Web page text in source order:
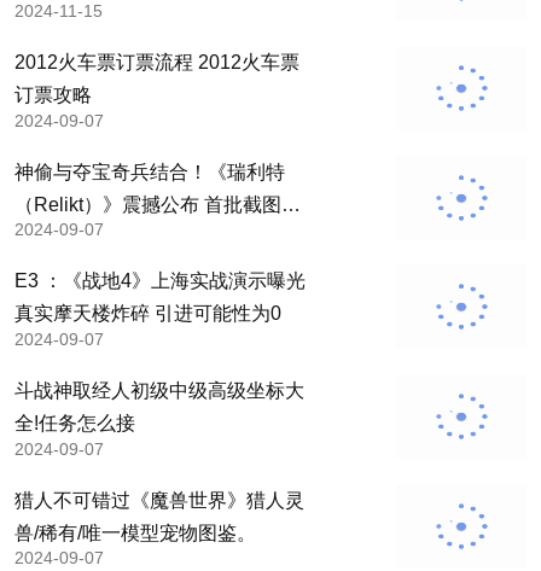
演?
2024-11-15
2012火车票订票流程 2012火车票
订票攻略
2024-09-07
神偷与夺宝奇兵结合！《瑞利特
（Relikt）》震撼公布 首批截图欣
赏
2024-09-07
E3 ：《战地4》上海实战演示曝光
真实摩天楼炸碎 引进可能性为0
2024-09-07
斗战神取经人初级中级高级坐标大
全!任务怎么接
2024-09-07
猎人不可错过《魔兽世界》猎人灵
兽/稀有/唯一模型宠物图鉴。
2024-09-07